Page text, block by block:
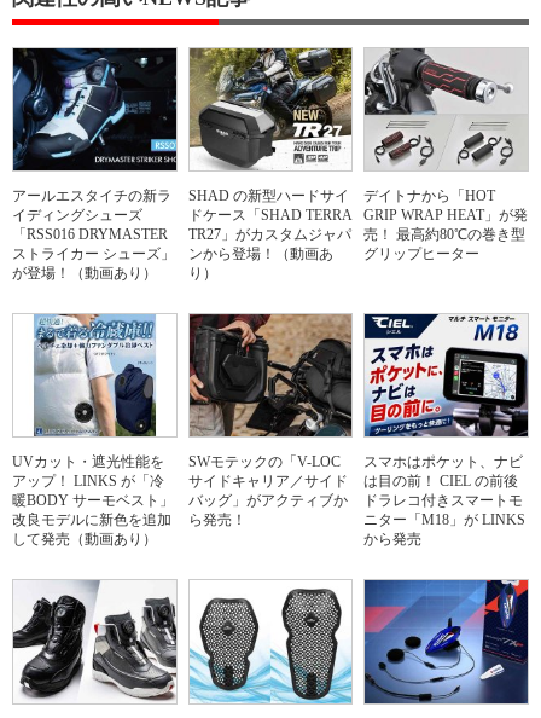
アールエスタイチの新ラ
イディングシューズ
「RSS016 DRYMASTER
ストライカー シューズ」
が登場！（動画あり）
SHAD の新型ハードサイ
ドケース「SHAD TERRA
TR27」がカスタムジャパ
ンから登場！（動画あ
り）
デイトナから「HOT
GRIP WRAP HEAT」が発
売！ 最高約80℃の巻き型
グリップヒーター
UVカット・遮光性能を
アップ！ LINKS が「冷
暖BODY サーモベスト」
改良モデルに新色を追加
して発売（動画あり）
SWモテックの「V-LOC
サイドキャリア／サイド
バッグ」がアクティブか
ら発売！
スマホはポケット、ナビ
は目の前！ CIEL の前後
ドラレコ付きスマートモ
ニター「M18」が LINKS
から発売